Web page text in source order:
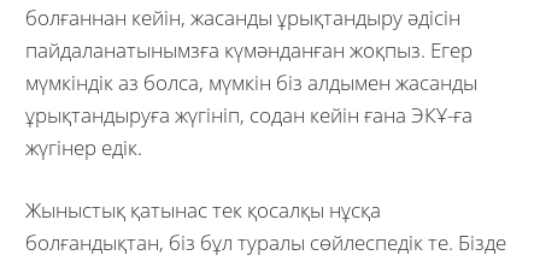
болғаннан кейін, жасанды ұрықтандыру әдісін
пайдаланатынымзға күмәнданған жоқпыз. Егер
мүмкіндік аз болса, мүмкін біз алдымен жасанды
ұрықтандыруға жүгініп, содан кейін ғана ЭКҰ-ға
жүгінер едік.
Жыныстық қатынас тек қосалқы нұсқа
болғандықтан, біз бұл туралы сөйлеспедік те. Бізде